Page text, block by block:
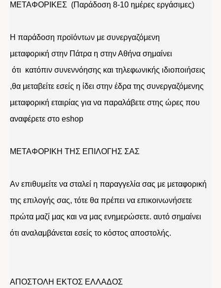
ΜΕΤΑΦΟΡΙΚΕΣ (Παράδοση 8-10 ημέρες εργάσιμες)
Η παράδοση προϊόντων με συνεργαζόμενη
μεταφορική στην Πάτρα η στην Αθήνα σημαίνει
ότι κατόπιν συνεννόησης και τηλεφωνικής ιδιοποιήσεις
,θα μεταβείτε εσείς η ίδει στην έδρα της συνεργαζόμενης
μεταφορική εταιρίας για να παραλάβετε στης ώρες που
αναφέρετε στο eshop
ΜΕΤΑΦΟΡΙΚΗ ΤΗΣ ΕΠΙΛΟΓΗΣ ΣΑΣ
Αν επιθυμείτε να σταλεί η παραγγελία σας με μεταφορική
της επιλογής σας, τότε θα πρέπει να επικοινωνήσετε
πρώτα μαζί μας και να μας ενημερώσετε. αυτό σημαίνει
ότι αναλαμβάνεται εσείς το κόστος αποστολής.
ΑΠΟΣΤΟΛΗ ΕΚΤΟΣ ΕΛΛΑΔΟΣ